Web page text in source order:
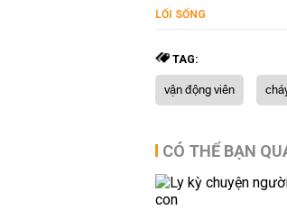
LỐI SỐNG
TAG:
vận động viên
CÓ THỂ BẠN